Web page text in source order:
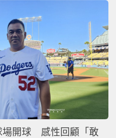
場開球 感性回顧「敢